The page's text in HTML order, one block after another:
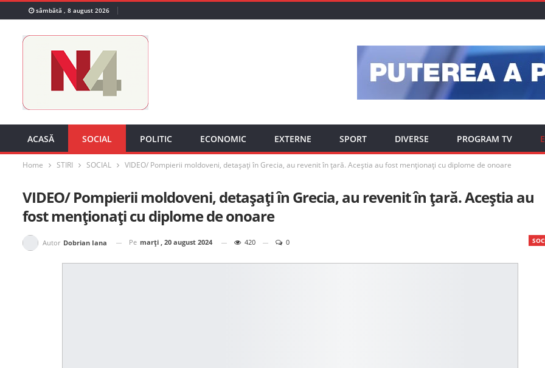
sâmbătă , 8 august 2026
ACASĂ SOCIAL POLITIC ECONOMIC EXTERNE SPORT DIVERSE PROGRAM TV
Home STIRI SOCIAL VIDEO/ Pompierii moldoveni, detașați în Grecia, au revenit în țară. Aceștia au fost menționați cu diplome de onoare
VIDEO/ Pompierii moldoveni, detașați în Grecia, au revenit în țară. Aceștia au
fost menționați cu diplome de onoare
Autor Dobrian Iana Pe marți , 20 august 2024 420 0